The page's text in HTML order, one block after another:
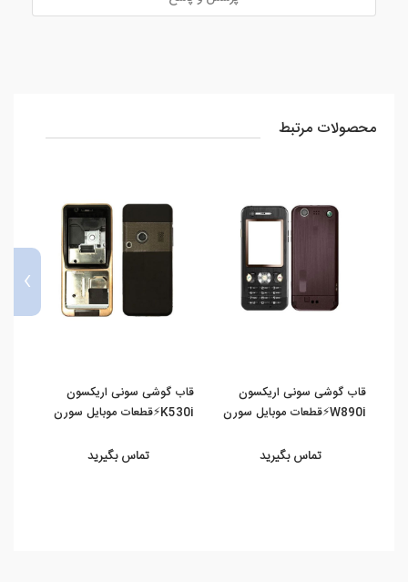
محصولات مرتبط
قاب گوشی سونی اریکسون
W890i⚡️قطعات موبایل سورن
تماس بگیرید
قاب گوشی سونی اریکسون
K530i⚡️قطعات موبایل سورن
تماس بگیرید
›